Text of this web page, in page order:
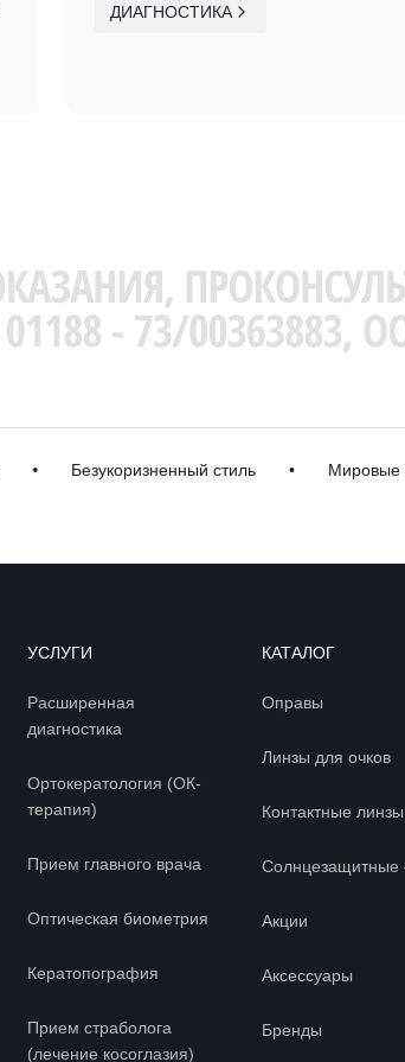
ДИАГНОСТИКА
Безукоризненный стиль • Мировые
УСЛУГИ
Расширенная
диагностика
Ортокератология (ОК-
терапия)
Прием главного врача
Оптическая биометрия
Кератопография
Прием страболога
(лечение косоглазия)
КАТАЛОГ
Оправы
Линзы для очков
Контактные линзы
Солнцезащитные
Акции
Аксессуары
Бренды